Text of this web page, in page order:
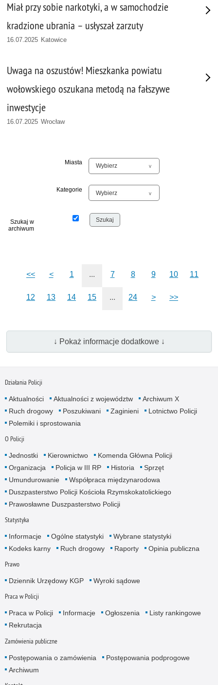
Miał przy sobie narkotyki, a w samochodzie
kradzione ubrania – usłyszał zarzuty
16.07.2025 Katowice
Uwaga na oszustów! Mieszkanka powiatu
wołowskiego oszukana metodą na fałszywe
inwestycje
16.07.2025 Wrocław
Miasta
Kategorie
Szukaj w
archiwum
<< < 1 ... 7 8 9 10 11
12 13 14 15 ... 24 > >>
↓ Pokaż informacje dodatkowe ↓
Działania Policji
Aktualności Aktualności z województw
Archiwum X
Ruch drogowy
Poszukiwani Zaginieni
Lotnictwo Policji
Polemiki i sprostowania
O Policji
Jednostki Kierownictwo
Komenda Główna Policji
Organizacja
Policja w III RP Historia
Sprzęt
Umundurowanie
Współpraca międzynarodowa
Duszpasterstwo Policji Kościoła Rzymskokatolickiego
Prawosławne Duszpasterstwo Policji
Statystyka
Informacje Ogólne statystyki
Wybrane statystyki
Kodeks karny
Ruch drogowy Raporty Opinia publiczna
Prawo
Dziennik Urzędowy KGP Wyroki sądowe
Praca w Policji
Praca w Policji Informacje Ogłoszenia
Listy rankingowe
Rekrutacja
Zamówienia publiczne
Postępowania o zamówienia
Postępowania podprogowe
Archiwum